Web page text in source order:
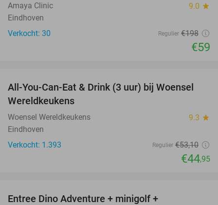
Amaya Clinic 9.0 star
Eindhoven
Verkocht: 30
Regulier €198
€59
15%
All-You-Can-Eat & Drink (3 uur) bij Woensel
Wereldkeukens
Woensel Wereldkeukens 9.3 star
Eindhoven
Verkocht: 1.393
Regulier €53,10
€44,95
Entree Dino Adventure + minigolf +